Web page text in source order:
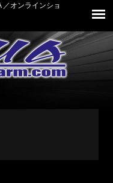
オンラインショ